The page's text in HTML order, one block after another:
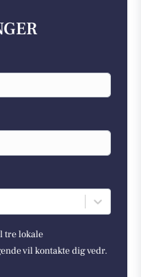
tre lokale
vil kontakte dig vedr.